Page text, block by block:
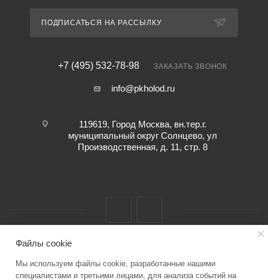
ПОДПИСАТЬСЯ НА РАССЫЛКУ
+7 (495) 532-78-98 ЗАКАЗАТЬ ЗВОНОК
info@pkholod.ru
119619, Город Москва, вн.тер.г.
муниципальный округ Солнцево, ул
Производственная, д. 11, стр. 8
представленная на сайте служит для ознакомления. Технические
Файлы cookie
Мы используем файлы cookie, разработанные нашими
специалистами и третьими лицами, для анализа событий на